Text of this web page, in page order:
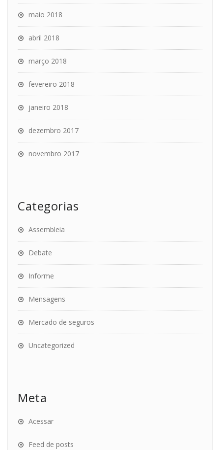
maio 2018
abril 2018
março 2018
fevereiro 2018
janeiro 2018
dezembro 2017
novembro 2017
Categorias
Assembleia
Debate
Informe
Mensagens
Mercado de seguros
Uncategorized
Meta
Acessar
Feed de posts